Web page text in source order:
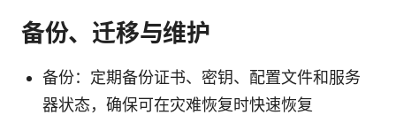
备份、迁移与维护
备份：定期备份证书、密钥、配置文件和服务
器状态，确保可在灾难恢复时快速恢复